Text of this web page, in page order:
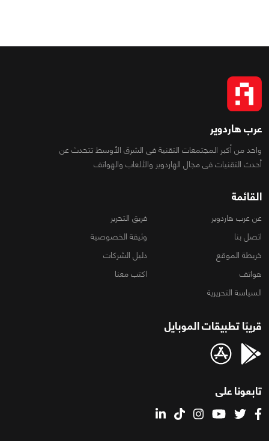
عرب هاردوير
واحد من أكبر المجتمعات التقنية فى الشرق الأوسط تتحدث عن
أحدث التقنيات فى مجال الهاردوير والألعاب والهواتف
القائمة
عن عرب هاردوير
فريق التحرير
اتصل بنا
وثيقة الخصوصية
خريطة الموقع
دليل الشركات
هواتف
اكتب معنا
السياسة التحريرية
قريبًا تطبيقات الموبايل
تابعونا على